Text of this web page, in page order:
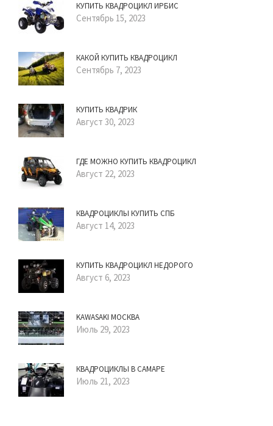
КУПИТЬ КВАДРОЦИКЛ ИРБИС
Сентябрь 15, 2023
КАКОЙ КУПИТЬ КВАДРОЦИКЛ
Сентябрь 7, 2023
КУПИТЬ КВАДРИК
Август 30, 2023
ГДЕ МОЖНО КУПИТЬ КВАДРОЦИКЛ
Август 22, 2023
КВАДРОЦИКЛЫ КУПИТЬ СПБ
Август 14, 2023
КУПИТЬ КВАДРОЦИКЛ НЕДОРОГО
Август 6, 2023
KAWASAKI МОСКВА
Июль 29, 2023
КВАДРОЦИКЛЫ В САМАРЕ
Июль 21, 2023